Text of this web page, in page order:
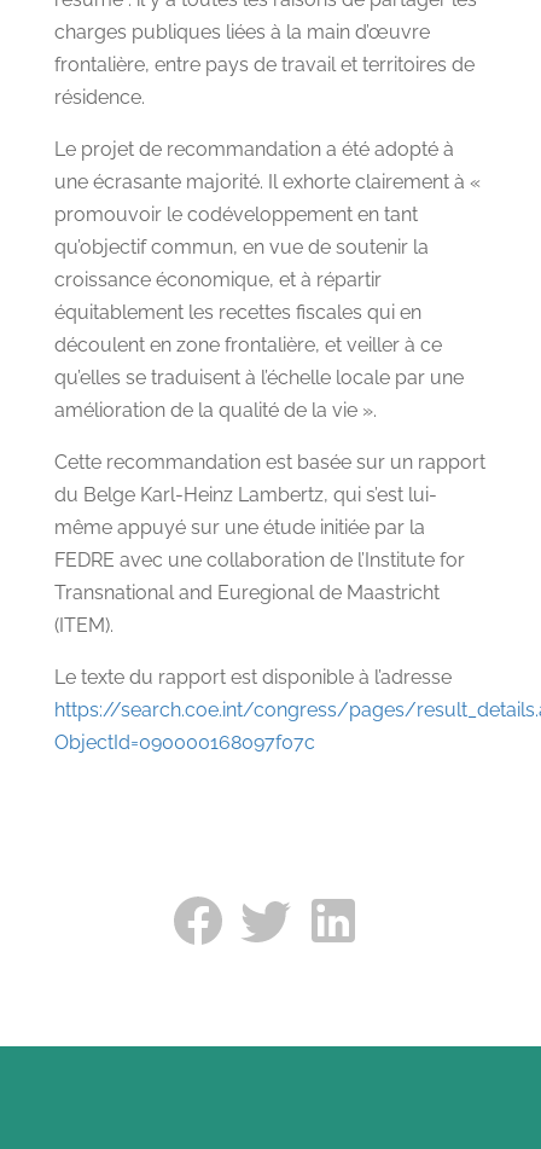
charges publiques liées à la main d’œuvre
frontalière, entre pays de travail et territoires de
résidence.
Le projet de recommandation a été adopté à
une écrasante majorité. Il exhorte clairement à «
promouvoir le codéveloppement en tant
qu’objectif commun, en vue de soutenir la
croissance économique, et à répartir
équitablement les recettes fiscales qui en
découlent en zone frontalière, et veiller à ce
qu’elles se traduisent à l’échelle locale par une
amélioration de la qualité de la vie ».
Cette recommandation est basée sur un rapport
du Belge Karl-Heinz Lambertz, qui s’est lui-
même appuyé sur une étude initiée par la
FEDRE avec une collaboration de l’Institute for
Transnational and Euregional de Maastricht
(ITEM).
Le texte du rapport est disponible à l’adresse
https://search.coe.int/congress/pages/
ObjectId=090000168097f07c